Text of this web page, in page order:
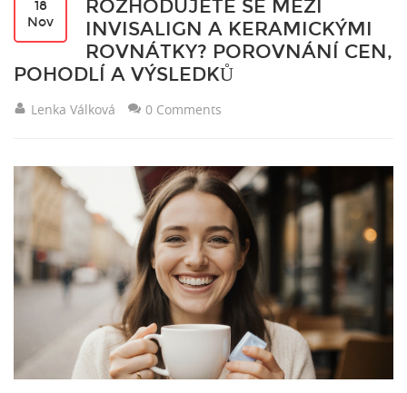
18
Nov
ROZHODUJETE SE MEZI
INVISALIGN A KERAMICKÝMI
ROVNÁTKY? POROVNÁNÍ CEN,
POHODLÍ A VÝSLEDKŮ
Lenka Válková 0 Comments